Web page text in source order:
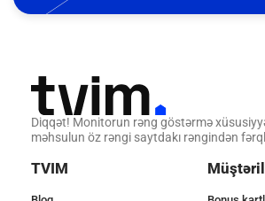
Diqqət! Monitorun rəng göstərmə
məhsulun öz rəngi saytdakı rəngindən
TVIM